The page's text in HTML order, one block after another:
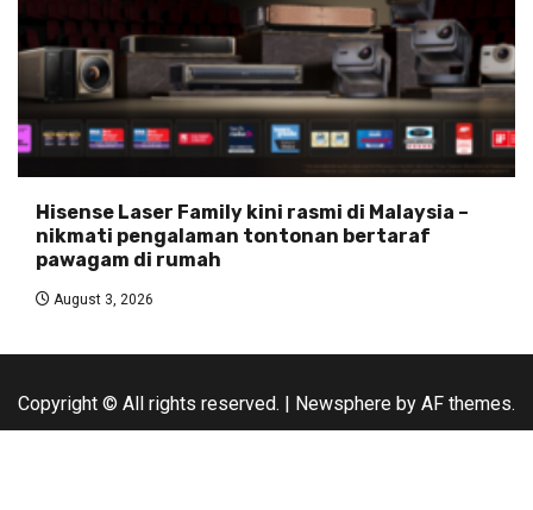
Hisense Laser Family kini rasmi di Malaysia –
nikmati pengalaman tontonan bertaraf
pawagam di rumah
August 3, 2026
Copyright © All rights reserved. Newsphere by AF themes.